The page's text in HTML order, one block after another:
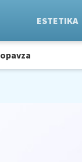
ESTETIKA